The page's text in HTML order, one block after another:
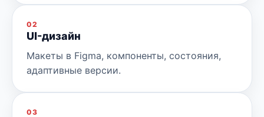
02
UI-дизайн
Макеты в Figma, компоненты, состояния,
адаптивные версии.
03